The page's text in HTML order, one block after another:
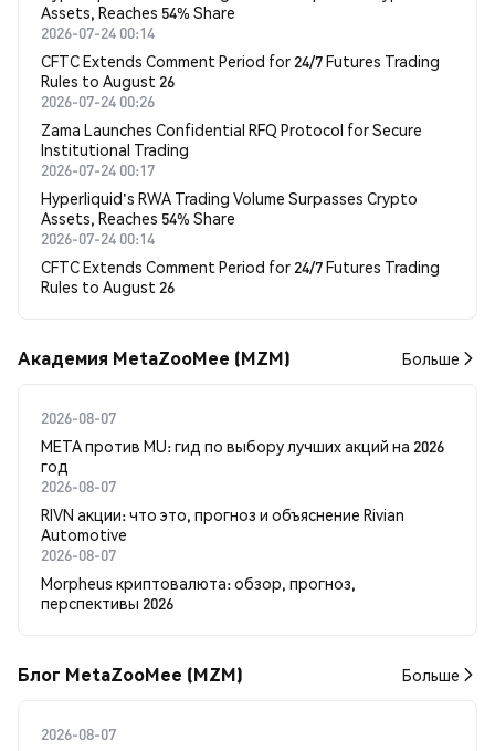
Assets, Reaches 54% Share
2026-07-24 00:14
CFTC Extends Comment Period for 24/7 Futures Trading
Rules to August 26
2026-07-24 00:26
Zama Launches Confidential RFQ Protocol for Secure
Institutional Trading
2026-07-24 00:17
Hyperliquid's RWA Trading Volume Surpasses Crypto
Assets, Reaches 54% Share
2026-07-24 00:14
CFTC Extends Comment Period for 24/7 Futures Trading
Rules to August 26
Академия MetaZooMee (MZM) Больше
2026-08-07
META против MU: гид по выбору лучших акций на 2026
год
2026-08-07
RIVN акции: что это, прогноз и объяснение Rivian
Automotive
2026-08-07
Morpheus криптовалюта: обзор, прогноз,
перспективы 2026
Блог MetaZooMee (MZM) Больше
2026-08-07